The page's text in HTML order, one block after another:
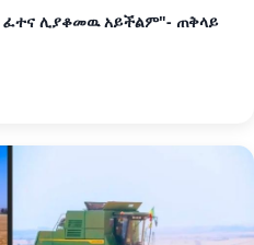
ፈተና ሊያቆመዉ አይችልም"- ጠቅላይ